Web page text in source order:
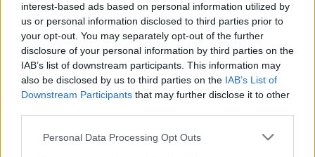
interest-based ads based on personal information utilized by
us or personal information disclosed to third parties prior to
your opt-out. You may separately opt-out of the further
disclosure of your personal information by third parties on the
IAB’s list of downstream participants. This information may
also be disclosed by us to third parties on the IAB’s List of
Downstream Participants that may further disclose it to other
Please note that this website/app uses one or more Google
Personal Data Processing Opt Outs
A lakosságra is fontos szerep hárul a szúnyoginvázió
elkerülésében